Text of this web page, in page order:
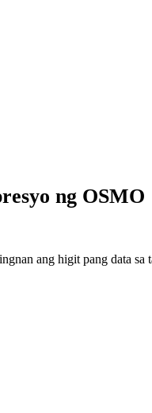
ng OSMO
ang higit pang data sa